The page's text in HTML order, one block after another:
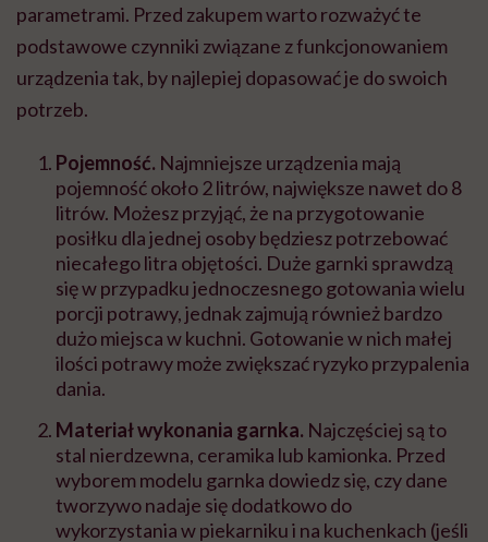
parametrami. Przed zakupem warto rozważyć te
podstawowe czynniki związane z funkcjonowaniem
urządzenia tak, by najlepiej dopasować je do swoich
potrzeb.
Pojemność. Najmniejsze urządzenia mają
pojemność około 2 litrów, największe nawet do 8
litrów. Możesz przyjąć, że na przygotowanie
posiłku dla jednej osoby będziesz potrzebować
niecałego litra objętości. Duże garnki sprawdzą
się w przypadku jednoczesnego gotowania wielu
porcji potrawy, jednak zajmują również bardzo
dużo miejsca w kuchni. Gotowanie w nich małej
ilości potrawy może zwiększać ryzyko przypalenia
dania.
Materiał wykonania garnka. Najczęściej są to
stal nierdzewna, ceramika lub kamionka. Przed
wyborem modelu garnka dowiedz się, czy dane
tworzywo nadaje się dodatkowo do
wykorzystania w piekarniku i na kuchenkach (jeśli